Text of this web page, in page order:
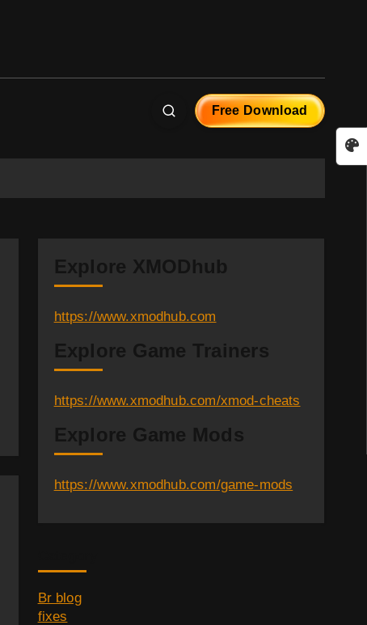
Free Download
Explore XMODhub
https://www.xmodhub.com
Explore Game Trainers
https://www.xmodhub.com/xmod-cheats
Explore Game Mods
https://www.xmodhub.com/game-mods
Br blog
fixes